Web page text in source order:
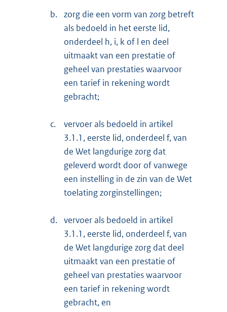
b. zorg die een vorm van zorg betreft
als bedoeld in het eerste lid,
onderdeel h, i, k of l en deel
uitmaakt van een prestatie of
geheel van prestaties waarvoor
een tarief in rekening wordt
gebracht;
c.
vervoer als bedoeld in artikel
3.1.1, eerste lid, onderdeel f, van
de Wet langdurige zorg dat
geleverd wordt door of vanwege
een instelling in de zin van de Wet
toelating zorginstellingen;
d. vervoer als bedoeld in artikel
3.1.1, eerste lid, onderdeel f, van
de Wet langdurige zorg dat deel
uitmaakt van een prestatie of
geheel van prestaties waarvoor
een tarief in rekening wordt
gebracht, en